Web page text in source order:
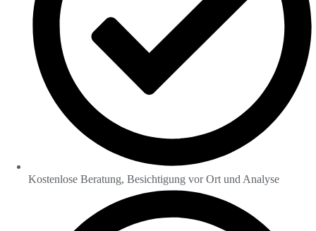
Kostenlose Beratung, Besichtigung vor Ort und Analyse